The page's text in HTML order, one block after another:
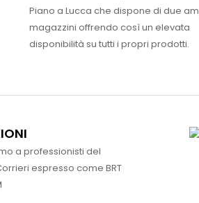
Piano a Lucca che dispone di due
magazzini offrendo così un elevata
disponibilità su tutti i propri prodotti.
a professionisti del
espresso come BRT